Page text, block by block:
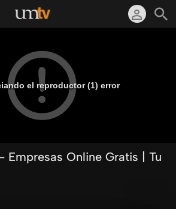
el reproductor (1) error
Empresas Online Gratis | Tu